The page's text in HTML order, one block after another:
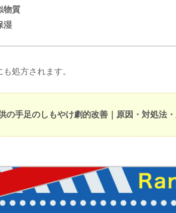
物質
湿
処方されます。
の手足のしもやけ劇的改善｜原因・対処法